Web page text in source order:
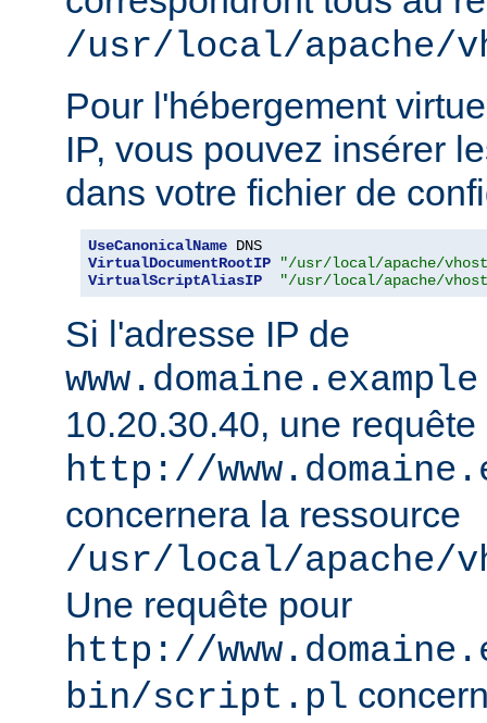
/usr/local/apache/
Pour l'hébergement
IP, vous pouvez insérer
dans votre fichier de
UseCanonicalName
VirtualDocumentRootIP
"/usr/local/apache/
VirtualScriptAliasIP
"/usr/local/apache/
Si l'adresse IP de
10.20.30.40, une requête
http://
concernera la ressource
/usr/local/apache/
Une requête pour
http://
bin/script.pl